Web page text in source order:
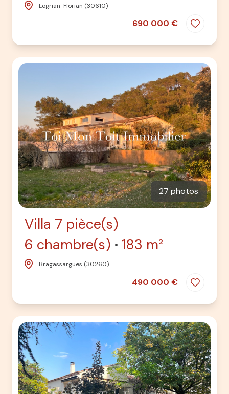
Logrian-Florian (30610)
690 000 €
27 photos
Villa 7 pièce(s)
6 chambre(s)
183 m²
Bragassargues (30260)
490 000 €